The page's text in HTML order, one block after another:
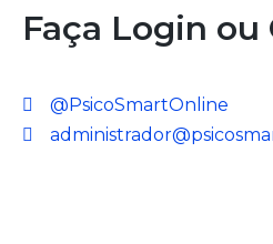
Faça Login ou
@PsicoSmartOnline